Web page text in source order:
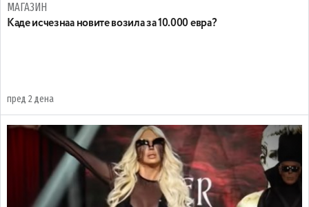
МАГАЗИН
Каде исчезнаа новите возила за 10.000 евра?
пред 2 дена